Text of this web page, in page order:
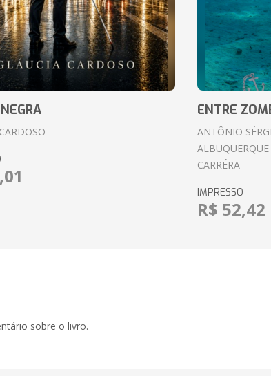
ENTRE
ANTÔNIO
CARRÉRA
IMPRESSO
R$ 52,42
sobre o livro.